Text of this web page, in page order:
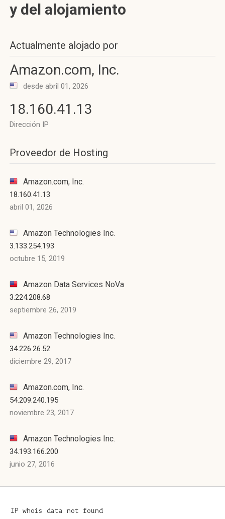
y del alojamiento
Actualmente alojado por
Amazon.com, Inc.
desde abril 01, 2026
18.160.41.13
Dirección IP
Proveedor de Hosting
Amazon.com, Inc.
18.160.41.13
abril 01, 2026
Amazon Technologies Inc.
3.133.254.193
octubre 15, 2019
Amazon Data Services NoVa
3.224.208.68
septiembre 26, 2019
Amazon Technologies Inc.
34.226.26.52
diciembre 29, 2017
Amazon.com, Inc.
54.209.240.195
noviembre 23, 2017
Amazon Technologies Inc.
34.193.166.200
junio 27, 2016
IP whois data not found